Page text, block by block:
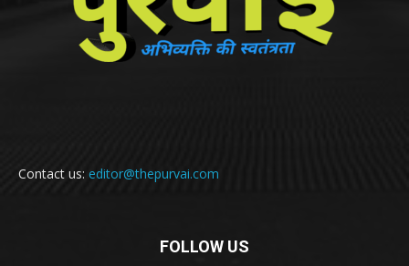
Contact us: editor@thepurvai.com
FOLLOW US